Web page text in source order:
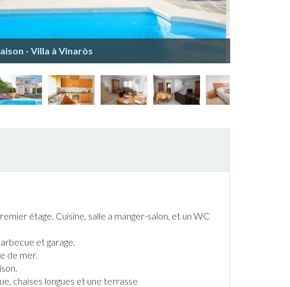
- Villa à Vinaròs
étage. Cuisine, salle a manger-salon, et un WC
et garage.
de mer.
, chaises longues et une terrasse